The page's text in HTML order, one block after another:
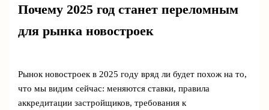
Почему 2025 год станет переломным
для рынка новостроек
Рынок новостроек в 2025 году вряд ли будет похож на то,
что мы видим сейчас: меняются ставки, правила
аккредитации застройщиков, требования к